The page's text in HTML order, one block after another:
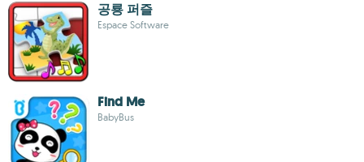
공룡 퍼즐
Espace Software
Find Me
BabyBus